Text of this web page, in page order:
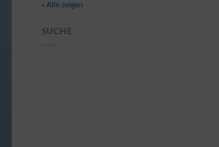
» Alle zeigen
SUCHE